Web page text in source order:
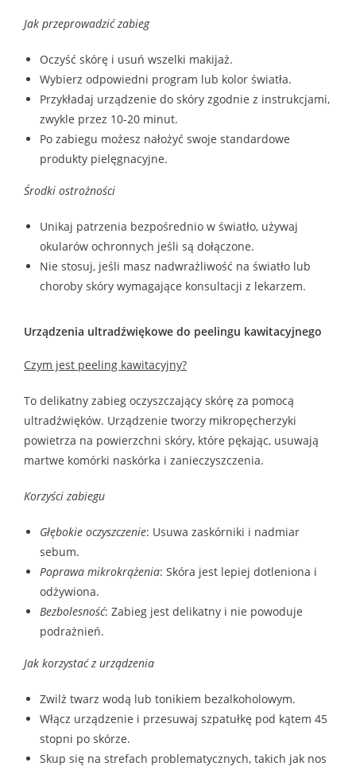
Jak przeprowadzić zabieg
Oczyść skórę i usuń wszelki makijaż.
Wybierz odpowiedni program lub kolor światła.
Przykładaj urządzenie do skóry zgodnie z instrukcjami,
zwykle przez 10-20 minut.
Po zabiegu możesz nałożyć swoje standardowe
produkty pielęgnacyjne.
Środki ostrożności
Unikaj patrzenia bezpośrednio w światło, używaj
okularów ochronnych jeśli są dołączone.
Nie stosuj, jeśli masz nadwrażliwość na światło lub
choroby skóry wymagające konsultacji z lekarzem.
Urządzenia ultradźwiękowe do peelingu kawitacyjnego
Czym jest peeling kawitacyjny?
To delikatny zabieg oczyszczający skórę za pomocą
ultradźwięków. Urządzenie tworzy mikropęcherzyki
powietrza na powierzchni skóry, które pękając, usuwają
martwe komórki naskórka i zanieczyszczenia.
Korzyści zabiegu
Głębokie oczyszczenie: Usuwa zaskórniki i nadmiar
sebum.
Poprawa mikrokrążenia: Skóra jest lepiej dotleniona i
odżywiona.
Bezbolesność: Zabieg jest delikatny i nie powoduje
podrażnień.
Jak korzystać z urządzenia
Zwilż twarz wodą lub tonikiem bezalkoholowym.
Włącz urządzenie i przesuwaj szpatułkę pod kątem 45
stopni po skórze.
Skup się na strefach problematycznych, takich jak nos